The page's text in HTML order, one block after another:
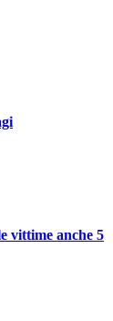
vittime anche 5